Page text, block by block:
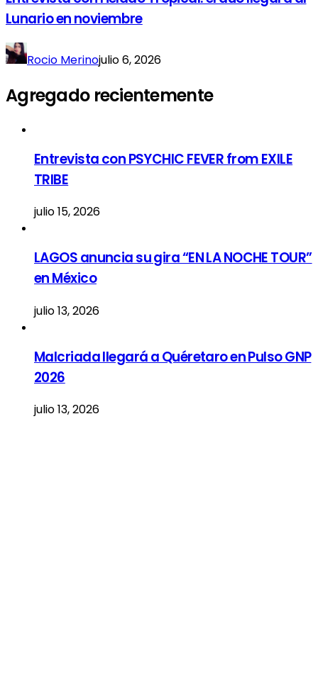
Lunario en noviembre
Rocio Merinojulio 6, 2026
Agregado recientemente
Entrevista con PSYCHIC FEVER from EXILE
TRIBE
julio 15, 2026
LAGOS anuncia su gira “EN LA NOCHE TOUR”
en México
julio 13, 2026
Malcriada llegará a Quéretaro en Pulso GNP
2026
julio 13, 2026